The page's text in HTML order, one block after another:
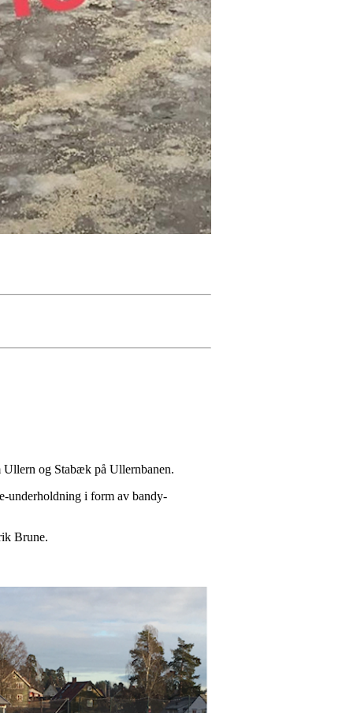
Ullern og Stabæk på Ullernbanen.
underholdning i form av bandy-
Brune.